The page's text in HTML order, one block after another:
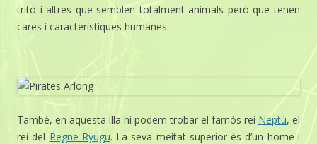
tritó i altres que semblen totalment animals però que tenen
cares i característiques humanes.
També, en aquesta illa hi podem trobar el famós rei Neptú, el
rei del Regne Ryugu. La seva meitat superior és d’un home i